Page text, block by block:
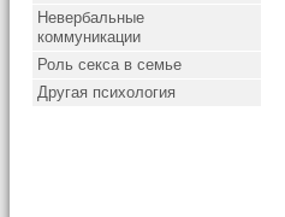
Невербальные
коммуникации
Роль секса в семье
Другая психология